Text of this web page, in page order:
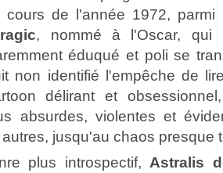
cours de l'année 1972,
, nommé à l'Oscar, qui
éduqué et poli se
non identifié l'empêche de
délirant et
absurdes, violentes et
jusqu'au chaos presque
plus introspectif, Astralis